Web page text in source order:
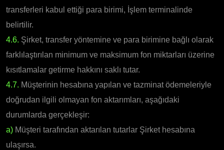
transferleri kabul ettiği para birimi, İşlem terminalinde
belirtilir.
4.6. Şirket, transfer yöntemine ve para birimine bağlı olarak
farklılaştırılan minimum ve maksimum fon miktarları üzerine
kısıtlamalar getirme hakkını saklı tutar.
4.7. Müşterinin hesabına yapılan ve tazminat ödemeleriyle
doğrudan ilgili olmayan fon aktarımları, aşağıdaki
durumlarda gerçekleşir:
a) Müşteri tarafından aktarılan tutarlar Şirket hesabına
ulaşırsa.